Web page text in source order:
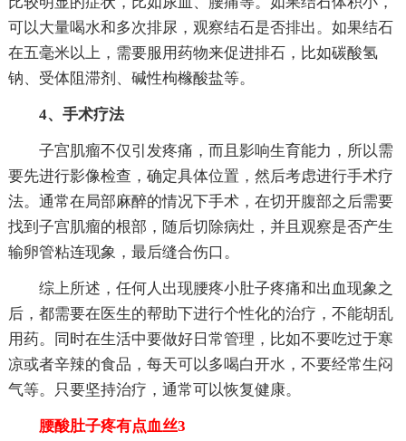
可以大量喝水和多次排尿，观察结石是否排出。如果结石
在五毫米以上，需要服用药物来促进排石，比如碳酸氢
钠、受体阻滞剂、碱性枸橼酸盐等。
4、手术疗法
子宫肌瘤不仅引发疼痛，而且影响生育能力，所以需
要先进行影像检查，确定具体位置，然后考虑进行手术疗
法。通常在局部麻醉的情况下手术，在切开腹部之后需要
找到子宫肌瘤的根部，随后切除病灶，并且观察是否产生
输卵管粘连现象，最后缝合伤口。
综上所述，任何人出现腰疼小肚子疼痛和出血现象之
后，都需要在医生的帮助下进行个性化的治疗，不能胡乱
用药。同时在生活中要做好日常管理，比如不要吃过于寒
凉或者辛辣的食品，每天可以多喝白开水，不要经常生闷
气等。只要坚持治疗，通常可以恢复健康。
腰酸肚子疼有点血丝3